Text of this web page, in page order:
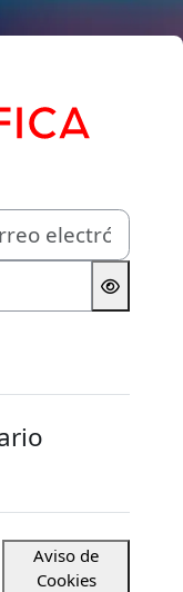
a
Aviso de
Cookies